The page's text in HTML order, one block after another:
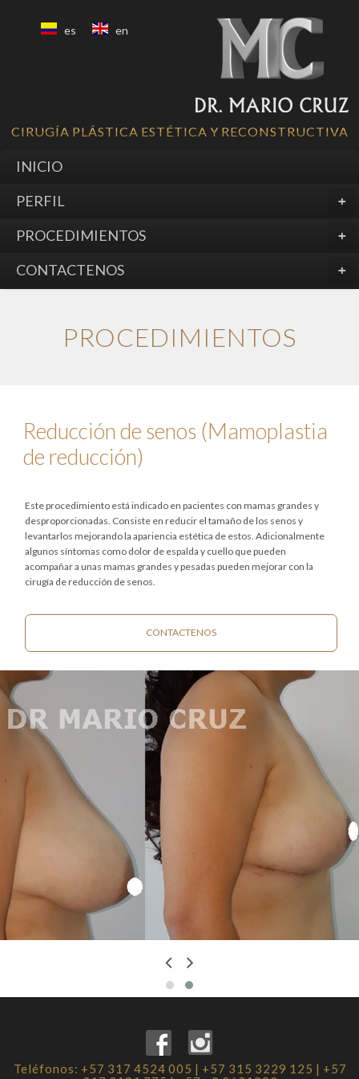
en
es
CIRUGÍA PLÁSTICA ESTÉTICA Y RECONSTRUCTIVA
INICIO
PERFIL
PROCEDIMIENTOS
CONTACTENOS
PROCEDIMIENTOS
Reducción de senos (Mamoplastia
de reducción)
Este procedimiento está indicado en pacientes con mamas grandes y
desproporcionadas. Consiste en reducir el tamaño de los senos y
levantarlos mejorando la apariencia estética de estos. Adicionalmente
algunos síntomas como dolor de espalda y cuello que pueden
acompañar a unas mamas grandes y pesadas pueden mejorar con la
cirugía de reducción de senos.
CONTACTENOS
Teléfonos: +57 317 4524 005 | +57 315 3229 125 | +57